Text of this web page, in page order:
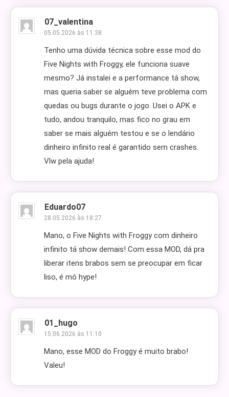
07_valentina
05.05.2026 às 11:38
Tenho uma dúvida técnica sobre esse mod do
Five Nights with Froggy, ele funciona suave
mesmo? Já instalei e a performance tá show,
mas queria saber se alguém teve problema com
quedas ou bugs durante o jogo. Usei o APK e
tudo, andou tranquilo, mas fico no grau em
saber se mais alguém testou e se o lendário
dinheiro infinito real é garantido sem crashes.
Vlw pela ajuda!
Eduardo07
28.05.2026 às 18:27
Mano, o Five Nights with Froggy com dinheiro
infinito tá show demais! Com essa MOD, dá pra
liberar itens brabos sem se preocupar em ficar
liso, é mó hype!
01_hugo
15.06.2026 às 11:10
Mano, esse MOD do Froggy é muito brabo!
Valeu!